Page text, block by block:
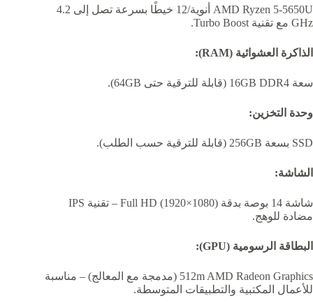
AMD Ryzen 5-5650U أنوية/12 خيطًا بسرعة تصل إلى 4.2
GHz مع تقنية Turbo Boost.
الذاكرة العشوائية (RAM):
سعة 16GB DDR4 (قابلة للترقية حتى 64GB).
وحدة التخزين:
SSD بسعة 256GB (قابلة للترقية حسب الطلب).
الشاشة:
شاشة 14 بوصة بدقة Full HD (1920×1080) – تقنية IPS
مضادة للوهج.
البطاقة الرسومية (GPU):
512m AMD Radeon Graphics (مدمجة مع المعالج) – مناسبة
للأعمال المكتبية والتطبيقات المتوسطة.